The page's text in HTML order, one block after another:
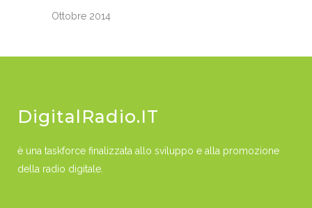
Ottobre 2014
DigitalRadio.IT
è una taskforce finalizzata allo sviluppo e alla promozione
della radio digitale.